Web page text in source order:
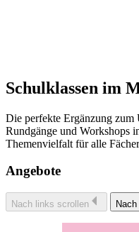
Schulklassen im
Die perfekte Ergänzung zum
Rundgänge und Workshops
Themenvielfalt für alle
Angebote
Nach links scrollen